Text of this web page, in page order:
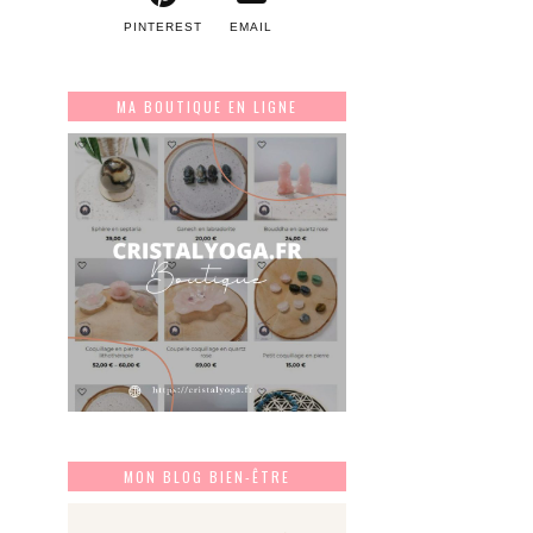
PINTEREST EMAIL
MA BOUTIQUE EN LIGNE
MON BLOG BIEN-ÊTRE